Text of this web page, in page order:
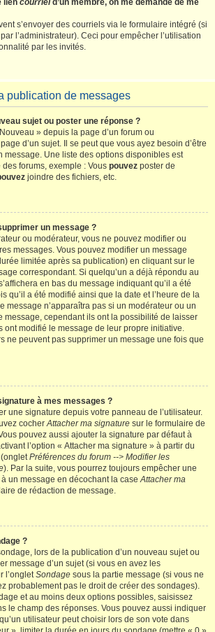
lien courrield’un membre, on me demande de me
s’envoyer des courriels via le formulaire intégré (si
l’administrateur). Ceci pour empêcher l’utilisation
par les invités.
publication de messages
sujet ou poster une réponse ?
» depuis la page d’un forum ou
d’un sujet. Il se peut que vous ayez besoin d’être
message. Une liste des options disponibles est
forums, exemple : Vous pouvez poster de
joindre des fichiers, etc.
un message ?
ou modérateur, vous ne pouvez modifier ou
messages. Vous pouvez modifier un message
limitée après sa publication) en cliquant sur le
correspondant. Si quelqu’un a déjà répondu au
en bas du message indiquant qu’il a été
qu’il a été modifié ainsi que la date et l’heure de la
message n’apparaîtra pas si un modérateur ou un
message, cependant ils ont la possibilité de laisser
ont modifié le message de leur propre initiative.
ne peuvent pas supprimer un message une fois que
à mes messages ?
une signature depuis votre panneau de l’utilisateur.
cocherAttacher ma signature sur le formulaire de
pouvez aussi ajouter la signature par défaut à
l’option « Attacher ma signature » à partir du
(ongletPréférences du forum --> Modifier les
). Par la suite, vous pourrez toujours empêcher une
à un message en décochant la caseAttacher ma
de rédaction de message.
?
lors de la publication d’un nouveau sujet ou
message d’un sujet (si vous en avez les
l’ongletSondage sous la partie message (si vous ne
probablement pas le droit de créer des sondages).
et au moins deux options possibles, saisissez
le champ des réponses. Vous pouvez aussi indiquer
utilisateur peut choisir lors de son vote dans